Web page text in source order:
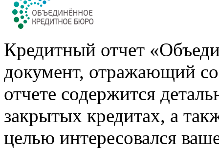
Кредитный отчет
документ, отражающий
отчете содержится
закрытых кредитах, а
целью интересовался